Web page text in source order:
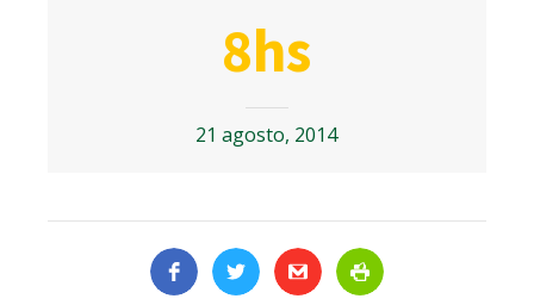
8hs
21 agosto, 2014